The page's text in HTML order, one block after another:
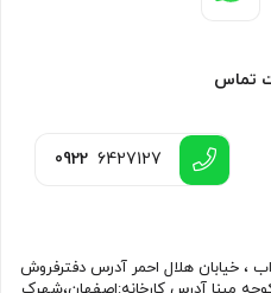
تماس
0922 6427127
آدرس دفتر همکاران: تهران ، بزرگراه نواب ، خیابان هلال احمر آدرس دفترفروش